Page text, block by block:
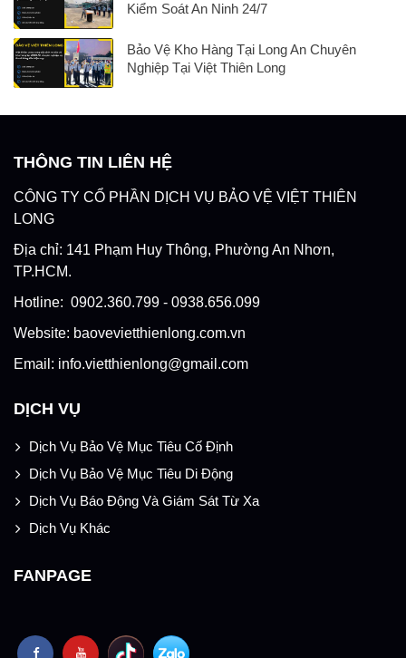
Kiểm Soát An Ninh 24/7
Bảo Vệ Kho Hàng Tại Long An Chuyên
Nghiệp Tại Việt Thiên Long
THÔNG TIN LIÊN HỆ
CÔNG TY CỔ PHẦN DỊCH VỤ BẢO VỆ VIỆT THIÊN
LONG
Địa chỉ: 141 Phạm Huy Thông, Phường An Nhơn,
TP.HCM.
Hotline: 0902.360.799 - 0938.656.099
Website: baovevietthienlong.com.vn
Email: info.vietthienlong@gmail.com
DỊCH VỤ
Dịch Vụ Bảo Vệ Mục Tiêu Cố Định
Dịch Vụ Bảo Vệ Mục Tiêu Di Động
Dịch Vụ Báo Động Và Giám Sát Từ Xa
Dịch Vụ Khác
FANPAGE